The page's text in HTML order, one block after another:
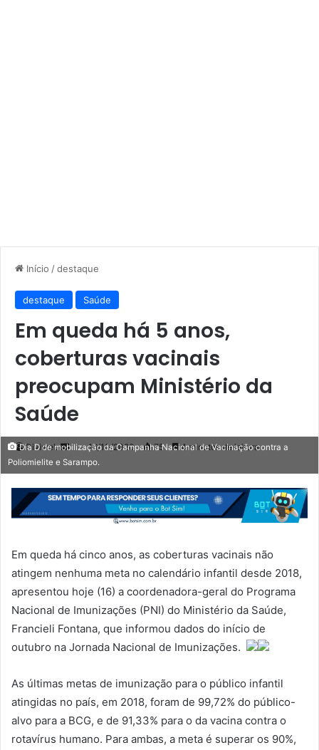
Início /destaque
destaque Saúde
Em queda há 5 anos,
coberturas vacinais
preocupam Ministério da
Saúde
Diviweb
Mande
um
mail
16/10/2020 75 4 minutos de leitura
Dia D de mobilização da Campanha Nacional de Vacinação contra a
Poliomielite e Sarampo.
Em queda há cinco anos, as coberturas vacinais não
atingem nenhuma meta no calendário infantil desde 2018,
apresentou hoje (16) a coordenadora-geral do Programa
Nacional de Imunizações (PNI) do Ministério da Saúde,
Francieli Fontana, que informou dados do início de
outubro na Jornada Nacional de Imunizações.
As últimas metas de imunização para o público infantil
atingidas no país, em 2018, foram de 99,72% do público-
alvo para a BCG, e de 91,33% para o da vacina contra o
rotavírus humano. Para ambas, a meta é superar os 90%,